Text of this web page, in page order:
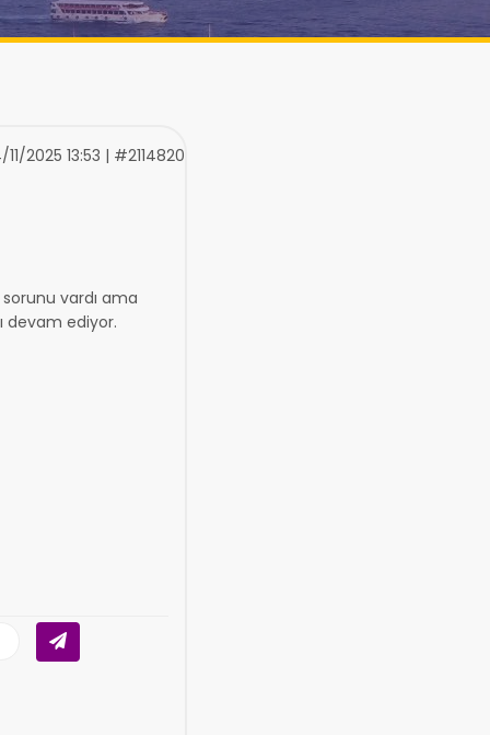
11/2025 13:53 | #2114820
sorunu vardı ama
devam ediyor.